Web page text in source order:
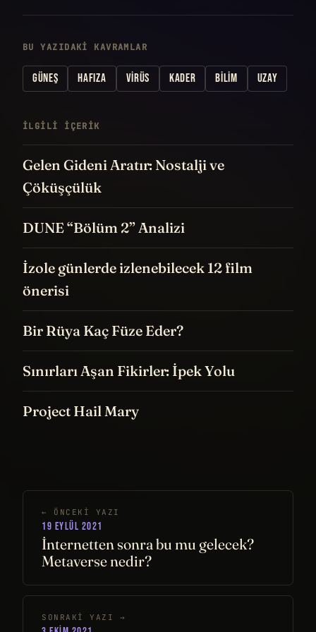
BU YAZIDAKI KAVRAMLAR
GÜNEŞ HAFIZA VIRÜS KADER BILIM UZAY
İLGILI IÇERIK
Gelen Gideni Aratır: Nostalji ve
Çöküşçülük
DUNE “Bölüm 2” Analizi
İzole günlerde izlenebilecek 12 film
önerisi
Bir Rüya Kaç Füze Eder?
Sınırları Aşan Fikirler: İpek Yolu
Project Hail Mary
← ÖNCEKI YAZI
19 EYLÜL 2021
İnternetten sonra bu mu gelecek?
Metaverse nedir?
SONRAKI YAZI →